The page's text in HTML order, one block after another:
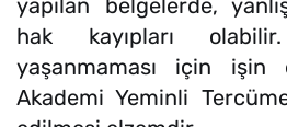
yapılan belgelerde,
hak kayıpları
yaşanmaması için işin
Akademi Yeminli